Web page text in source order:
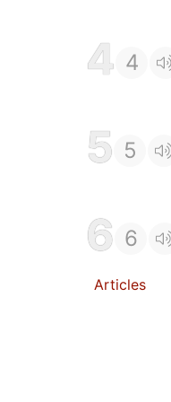
4 4
5 5
6 6
Articles